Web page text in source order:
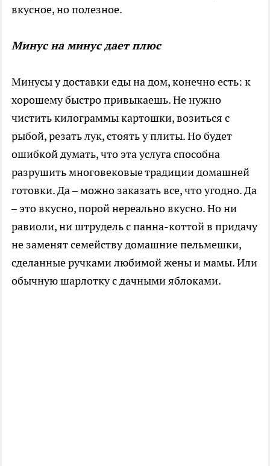
вкусное, но полезное.
Минус на минус дает плюс
Минусы у доставки еды на дом, конечно есть: к
хорошему быстро привыкаешь. Не нужно
чистить килограммы картошки, возиться с
рыбой, резать лук, стоять у плиты. Но будет
ошибкой думать, что эта услуга способна
разрушить многовековые традиции домашней
готовки. Да – можно заказать все, что угодно. Да
– это вкусно, порой нереально вкусно. Но ни
равиоли, ни штрудель с панна-коттой в придачу
не заменят семейству домашние пельмешки,
сделанные ручками любимой жены и мамы. Или
обычную шарлотку с дачными яблоками.